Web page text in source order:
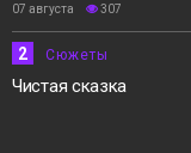
07 августа 307
2 Сюжеты
Чистая сказка